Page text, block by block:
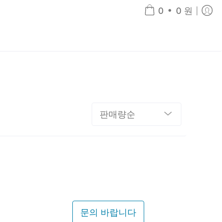
0 • 0 원
문의 바랍니다